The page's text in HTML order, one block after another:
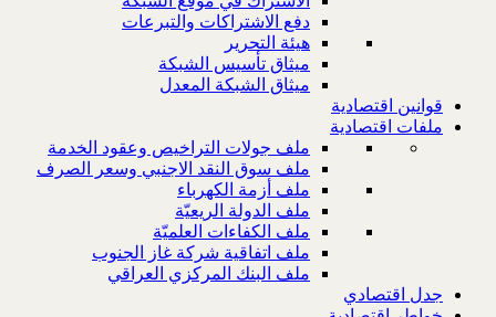
دفع الاشتراكات والتبرعات
هيئة التحرير
ميثاق تأسيس الشبكة
ميثاق الشبكة المعدل
قوانين اقتصادية
ملفات اقتصادية
ملف جولات التراخيص وعقود الخدمة
ملف سوق النقد الاجنبي وسعر الصرف
ملف أزمة الكهرباء
ملف الدولة الريعيّة
ملف الكفاءات العلميّة
ملف اتفاقية شركة غاز الجنوب
ملف البنك المركزي العراقي
جدل اقتصادي